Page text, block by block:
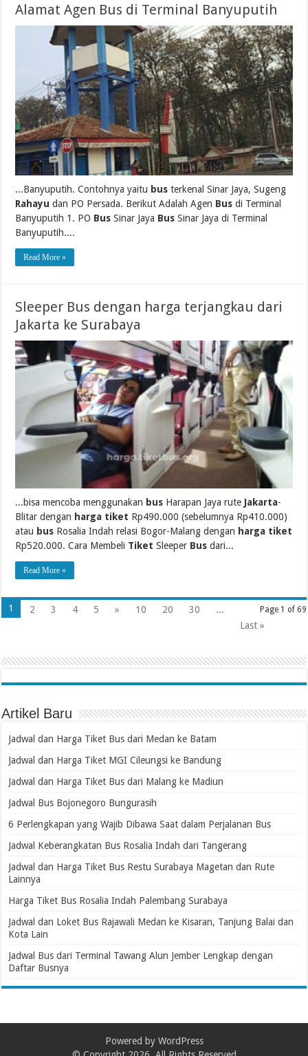
Alamat Agen Bus di Terminal Banyuputih
...Banyuputih. Contohnya yaitu bus terkenal Sinar Jaya, Sugeng
Rahayu dan PO Persada. Berikut Adalah Agen Bus di Terminal
Banyuputih 1. PO Bus Sinar Jaya Bus Sinar Jaya di Terminal
Banyuputih....
Read More »
Sleeper Bus dengan harga terjangkau dari
Jakarta ke Surabaya
...bisa mencoba menggunakan bus Harapan Jaya rute Jakarta-
Blitar dengan harga tiket Rp490.000 (sebelumnya Rp410.000)
atau bus Rosalia Indah relasi Bogor-Malang dengan harga tiket
Rp520.000. Cara Membeli Tiket Sleeper Bus dari...
Read More »
Page 1 of 69
1 2 3 4 5 » 10 20 30
...
Last »
Artikel Baru
Jadwal dan Harga Tiket Bus dari Medan ke Batam
Jadwal dan Harga Tiket MGI Cileungsi ke Bandung
Jadwal dan Harga Tiket Bus dari Malang ke Madiun
Jadwal Bus Bojonegoro Bungurasih
6 Perlengkapan yang Wajib Dibawa Saat dalam Perjalanan Bus
Jadwal Keberangkatan Bus Rosalia Indah dari Tangerang
Jadwal dan Harga Tiket Bus Restu Surabaya Magetan dan Rute
Lainnya
Harga Tiket Bus Rosalia Indah Palembang Surabaya
Jadwal dan Loket Bus Rajawali Medan ke Kisaran, Tanjung Balai dan
Kota Lain
Jadwal Bus dari Terminal Tawang Alun Jember Lengkap dengan
Daftar Busnya
Powered by WordPress